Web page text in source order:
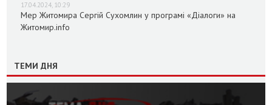
17.04.2024, 10:29
Мер Житомира Сергій Сухомлин у програмі «Діалоги» на
Житомир.info
ТЕМИ ДНЯ